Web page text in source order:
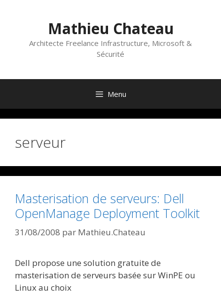
Mathieu Chateau
Architecte Freelance Infrastructure, Microsoft &
Sécurité
Menu
serveur
Masterisation de serveurs: Dell
OpenManage Deployment Toolkit
31/08/2008 par Mathieu.Chateau
Dell propose une solution gratuite de
masterisation de serveurs basée sur WinPE ou
Linux au choix